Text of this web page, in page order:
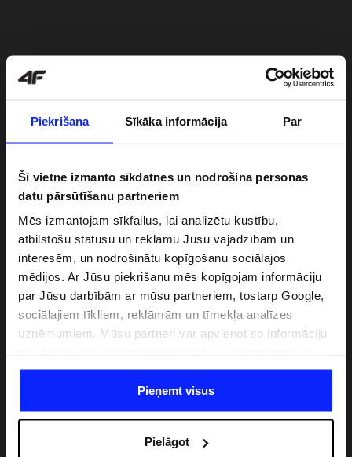
Piekrišana Sīkāka informācija Par
Šī vietne izmanto sīkdatnes un nodrošina personas
datu pārsūtīšanu partneriem
Mēs izmantojam sīkfailus, lai analizētu kustību,
atbilstošu statusu un reklamu Jūsu vajadzībām un
interesēm, un nodrošinātu kopīgošanu sociālajos
mēdijos. Ar Jūsu piekrišanu mēs kopīgojam informāciju
par Jūsu darbībām ar mūsu partneriem, tostarp Google,
sociālajiem tīkliem, reklāmām un tīmekļa analīzes
uzņēmumiem. Mūsu partneri var apvienot so informāciju
datiem, ko viņi iegūst, izmantojot viņu pakalpojumus. Ar
Jūsu atļauju, mēs varam pārsūtīt Jūsu personas datus
saviem partneriem, lai uzlabotu veidu, kadā tiek rādīta
saturu un uzlabotu mūsu partneru piedāvātos risinajumus
Pieņemt visus
Pielāgot